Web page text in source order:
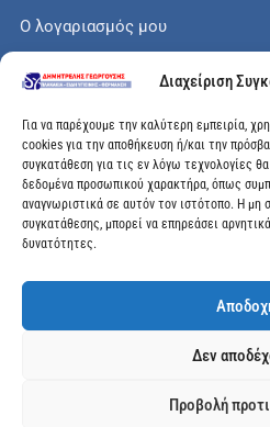
Διαχείριση
Για να παρέχουμε την καλύτερη εμπειρία,
cookies για την αποθήκευση ή/και την
συγκατάθεση για τις εν λόγω τεχνολογίες
δεδομένα προσωπικού χαρακτήρα, όπως
αναγνωριστικά σε αυτόν τον ιστότοπο. Η μη
συγκατάθεσης, μπορεί να επηρεάσει
δυνατότητες.
Δεν
Προβολή
Ο λογαριασμός μου
Το καλάθι μου
Check out
Διεύθυνση
Μεγάλης Χώρας 89, Αγρίνιο,
info@dimitrelis-georgousis.gr